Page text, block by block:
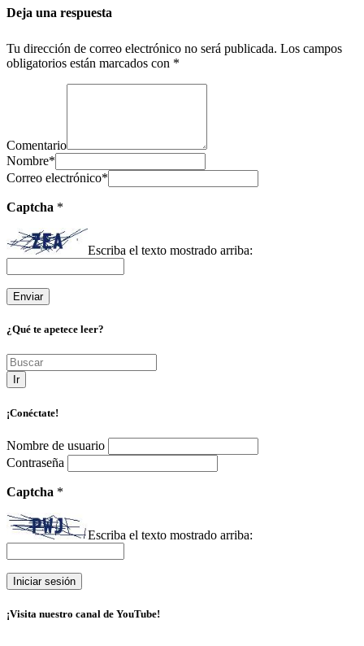
Deja una respuesta
Tu dirección de correo electrónico no será publicada. Los campos
obligatorios están marcados con *
Comentario
Nombre*
Correo electrónico*
Captcha *
Escriba el texto mostrado arriba:
¿Qué te apetece leer?
Ir
¡Conéctate!
Nombre de usuario
Contraseña
Captcha *
Escriba el texto mostrado arriba:
¡Visita nuestro canal de YouTube!